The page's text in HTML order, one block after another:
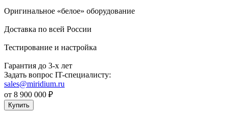
Оригинальное «белое» оборудование
Доставка по всей России
Тестирование и настройка
Гарантия до 3-х лет
Задать вопрос IT-специалисту:
sales@miridium.ru
от 8 900 000 ₽
Купить